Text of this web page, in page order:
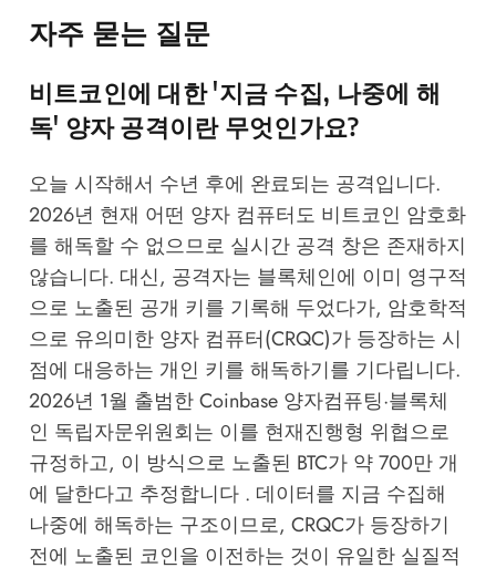
자주 묻는 질문
비트코인에 대한 '지금 수집, 나중에 해
독' 양자 공격이란 무엇인가요?
오늘 시작해서 수년 후에 완료되는 공격입니다.
2026년 현재 어떤 양자 컴퓨터도 비트코인 암호화
를 해독할 수 없으므로 실시간 공격 창은 존재하지
않습니다. 대신, 공격자는 블록체인에 이미 영구적
으로 노출된 공개 키를 기록해 두었다가, 암호학적
으로 유의미한 양자 컴퓨터(CRQC)가 등장하는 시
점에 대응하는 개인 키를 해독하기를 기다립니다.
2026년 1월 출범한 Coinbase 양자컴퓨팅·블록체
인 독립자문위원회는 이를 현재진행형 위협으로
규정하고, 이 방식으로 노출된 BTC가 약 700만 개
에 달한다고 추정합니다 . 데이터를 지금 수집해
나중에 해독하는 구조이므로, CRQC가 등장하기
전에 노출된 코인을 이전하는 것이 유일한 실질적